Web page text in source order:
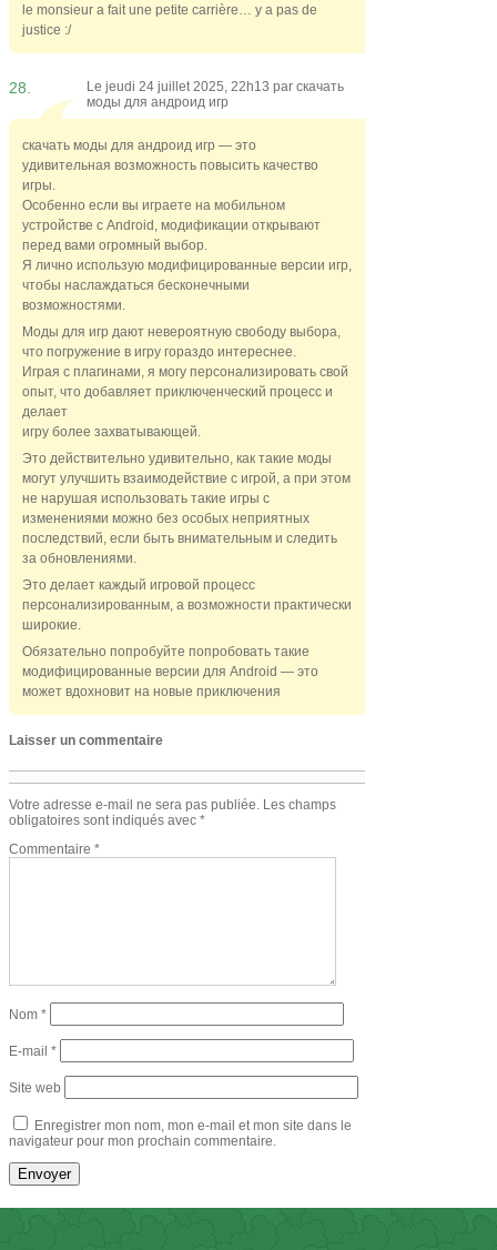
le monsieur a fait une petite carrière… y a pas de
justice :/
28. Le jeudi 24 juillet 2025, 22h13 par скачать
моды для андроид игр
скачать моды для андроид игр — это
удивительная возможность повысить качество
игры.
Особенно если вы играете на мобильном
устройстве с Android, модификации открывают
перед вами огромный выбор.
Я лично использую модифицированные версии игр,
чтобы наслаждаться бесконечными
возможностями.
Моды для игр дают невероятную свободу выбора,
что погружение в игру гораздо интереснее.
Играя с плагинами, я могу персонализировать свой
опыт, что добавляет приключенческий процесс и
делает
игру более захватывающей.
Это действительно удивительно, как такие моды
могут улучшить взаимодействие с игрой, а при этом
не нарушая использовать такие игры с
изменениями можно без особых неприятных
последствий, если быть внимательным и следить
за обновлениями.
Это делает каждый игровой процесс
персонализированным, а возможности практически
широкие.
Обязательно попробуйте попробовать такие
модифицированные версии для Android — это
может вдохновит на новые приключения
Laisser un commentaire
Votre adresse e-mail ne sera pas publiée. Les champs
obligatoires sont indiqués avec *
Commentaire *
Nom *
E-mail *
Site web
Enregistrer mon nom, mon e-mail et mon site dans le
navigateur pour mon prochain commentaire.